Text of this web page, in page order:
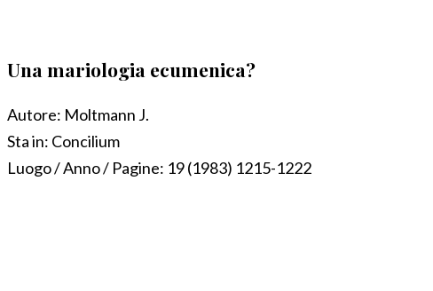
Una mariologia ecumenica?
Autore: Moltmann J.
Sta in: Concilium
Luogo / Anno / Pagine: 19 (1983) 1215-1222